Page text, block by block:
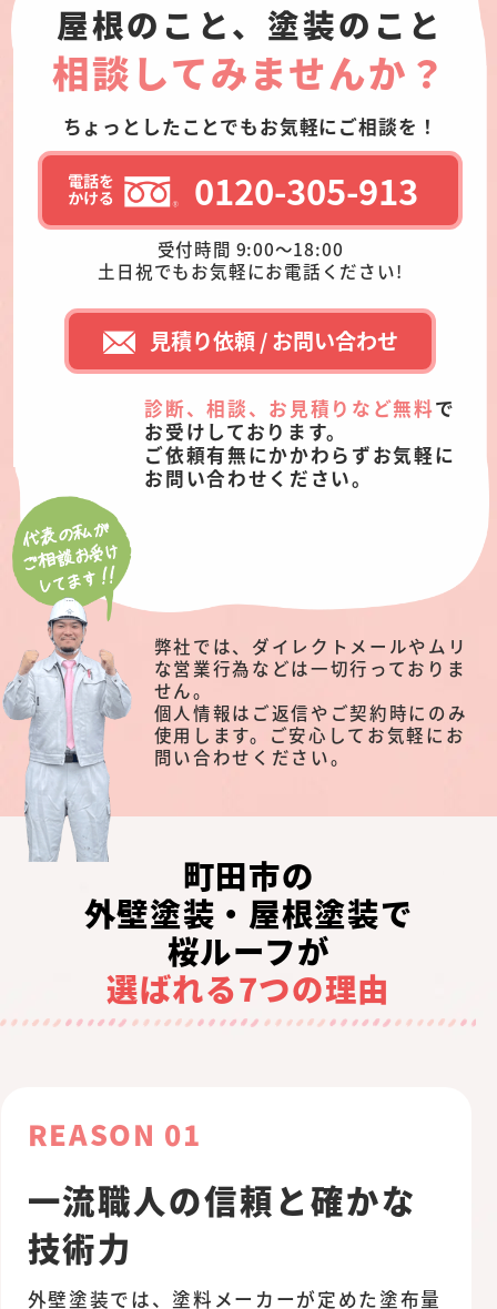
屋根のこと、塗装のこと
相談してみませんか？
ちょっとしたことでもお気軽にご相談を！
0120-305-913
受付時間 9:00～18:00
土日祝でもお気軽にお電話ください!
見積り依頼 / お問い合わせ
診断、相談、お見積りなど無料で
お受けしております。
ご依頼有無にかかわらずお気軽に
お問い合わせください。
弊社では、ダイレクトメールやムリ
な営業行為などは一切行っておりま
せん。
個人情報はご返信やご契約時にのみ
使用します。ご安心してお気軽にお
問い合わせください。
町田市の
外壁塗装・屋根塗装で
桜ルーフが
選ばれる7つの理由
REASON 01
一流職人の信頼と確かな
技術力
外壁塗装では、塗料メーカーが定めた塗布量